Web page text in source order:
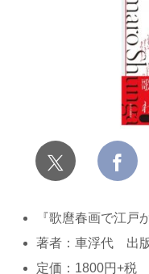
『歌麿春画で江戸
著者：車浮代 出
定価：1800円+